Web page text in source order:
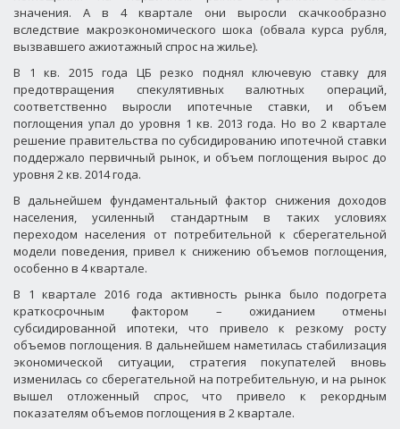
значения. А в 4 квартале они выросли скачкообразно
вследствие макроэкономического шока (обвала курса рубля,
вызвавшего ажиотажный спрос на жилье).
В 1 кв. 2015 года ЦБ резко поднял ключевую ставку для
предотвращения спекулятивных валютных операций,
соответственно выросли ипотечные ставки, и объем
поглощения упал до уровня 1 кв. 2013 года. Но во 2 квартале
решение правительства по субсидированию ипотечной ставки
поддержало первичный рынок, и объем поглощения вырос до
уровня 2 кв. 2014 года.
В дальнейшем фундаментальный фактор снижения доходов
населения, усиленный стандартным в таких условиях
переходом населения от потребительной к сберегательной
модели поведения, привел к снижению объемов поглощения,
особенно в 4 квартале.
В 1 квартале 2016 года активность рынка было подогрета
краткосрочным фактором – ожиданием отмены
субсидированной ипотеки, что привело к резкому росту
объемов поглощения. В дальнейшем наметилась стабилизация
экономической ситуации, стратегия покупателей вновь
изменилась со сберегательной на потребительную, и на рынок
вышел отложенный спрос, что привело к рекордным
показателям объемов поглощения в 2 квартале.